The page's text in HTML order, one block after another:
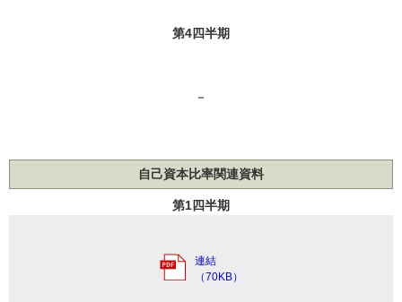
第4四半期
－
自己資本比率関連資料
第1四半期
連結
（70KB）